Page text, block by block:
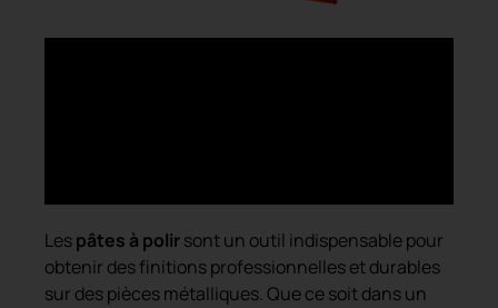
Lespâtes à polirsont un outil indispensable pour
obtenir des finitions professionnelles et durables
sur des pièces métalliques. Que ce soit dans un